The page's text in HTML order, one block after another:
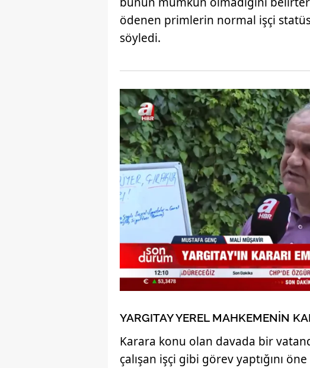
mevzuata uygun olarak kullanılan
ödenen primlerin normal işçi
söyledi.
YARGITAY YEREL MAHKEMENİN
Karara konu olan davada bir
çalışan işçi gibi görev yaptığını